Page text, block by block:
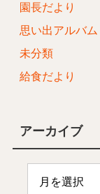
園長だより
思い出アルバム
未分類
給食だより
アーカイブ